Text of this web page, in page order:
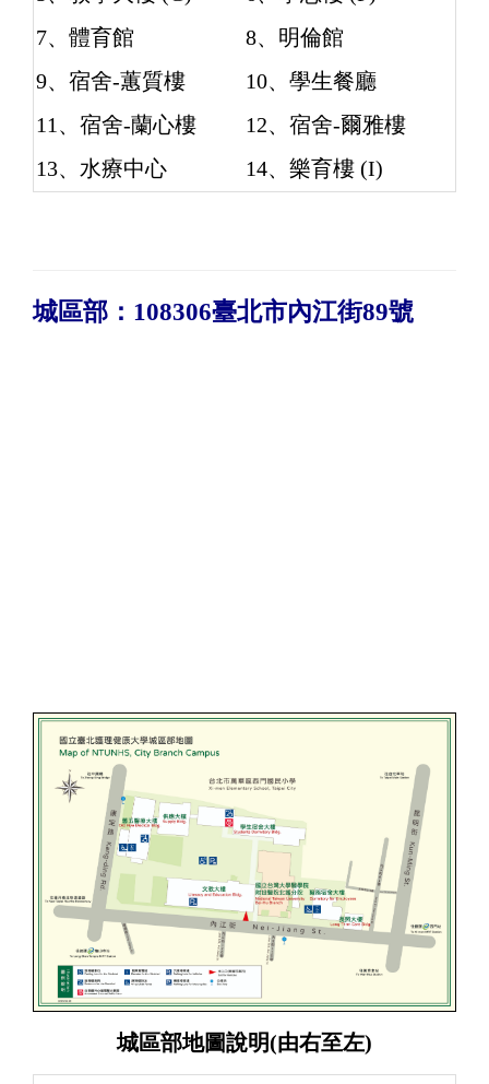
7、體育館
8、明倫館
9、宿舍-蕙質樓
10、學生餐廳
11、宿舍-蘭心樓
12、宿舍-爾雅樓
13、水療中心
14、樂育樓 (I)
城區部：108306臺北市內江街89號
城區部地圖說明(由右至左)